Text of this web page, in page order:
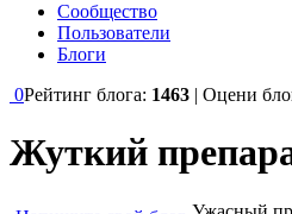
Сообщество
Пользователи
Блоги
0Рейтинг блога: 1463 | Оцени
Жуткий